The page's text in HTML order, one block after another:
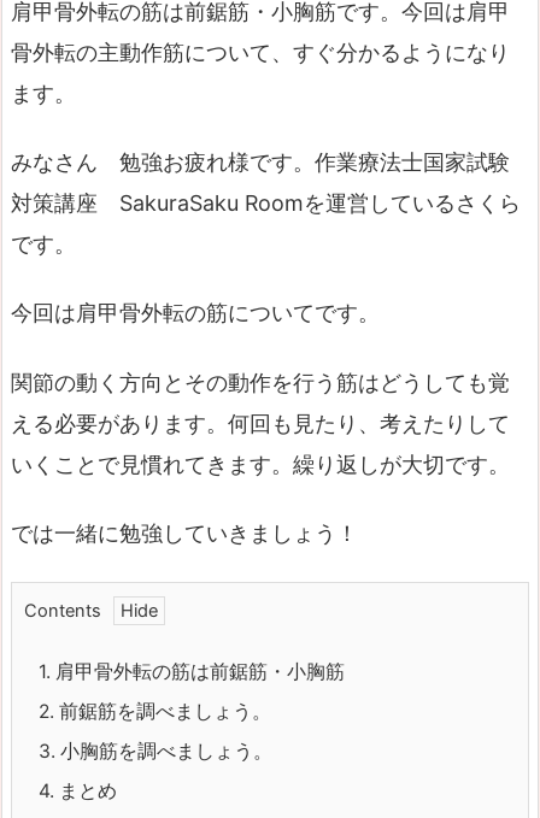
肩甲骨外転の筋は前鋸筋・小胸筋です。今回は肩甲
骨外転の主動作筋について、すぐ分かるようになり
ます。
みなさん 勉強お疲れ様です。作業療法士国家試験
対策講座 SakuraSaku Roomを運営しているさくら
です。
今回は肩甲骨外転の筋についてです。
関節の動く方向とその動作を行う筋はどうしても覚
える必要があります。何回も見たり、考えたりして
いくことで見慣れてきます。繰り返しが大切です。
では一緒に勉強していきましょう！
Contents
1. 肩甲骨外転の筋は前鋸筋・小胸筋
2. 前鋸筋を調べましょう。
3. 小胸筋を調べましょう。
4. まとめ